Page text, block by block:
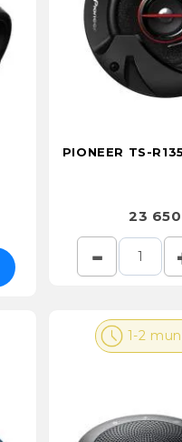
PIONEER TS-
23
1-2